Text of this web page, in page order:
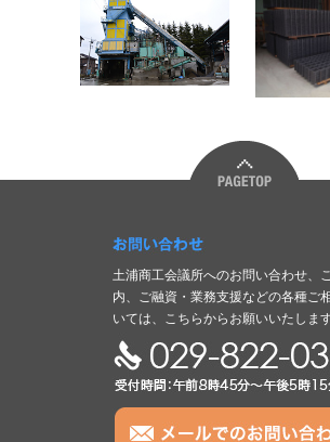
お問い合わせ
土浦商工会議所へのお問い合わせ、
内、ご融資・業務支援などの各種ご
いては、こちらからお願いいたします
TEL:029-822-0391